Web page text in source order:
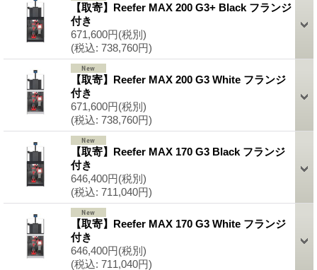
【取寄】Reefer MAX 200 G3+ Black フランジ
付き
671,600円(税別)
(税込: 738,760円)
【取寄】Reefer MAX 200 G3 White フランジ
付き
671,600円(税別)
(税込: 738,760円)
【取寄】Reefer MAX 170 G3 Black フランジ
付き
646,400円(税別)
(税込: 711,040円)
【取寄】Reefer MAX 170 G3 White フランジ
付き
646,400円(税別)
(税込: 711,040円)